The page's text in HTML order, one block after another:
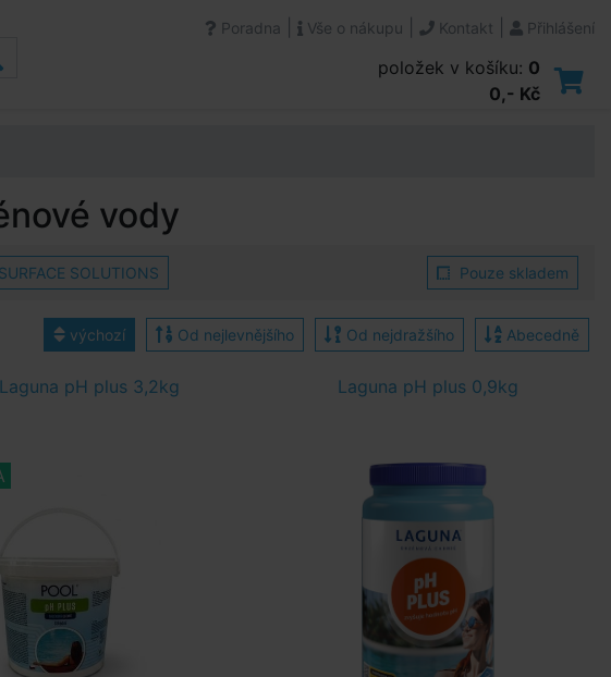
Poradna Vše o nákupu Kontakt Přihlášení
položek v košíku: 0
0,- Kč
vody
SURFACE SOLUTIONS Pouze skladem
výchozí Od nejlevnějšího Od nejdražšího Abecedně
pH plus 3,2kg Laguna pH plus 0,9kg